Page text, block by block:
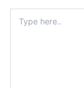
here..